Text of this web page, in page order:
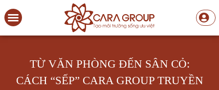
TỪ VĂN PHÒNG ĐẾN SÂN CỎ:
CÁCH “SẾP” CARA GROUP TRUYỀN